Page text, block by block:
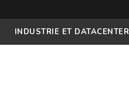
INDUSTRIE ET DATACENTER